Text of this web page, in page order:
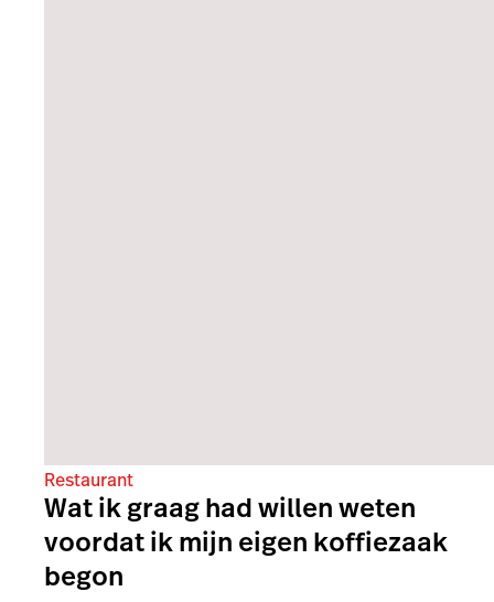
Restaurant
Wat ik graag had willen weten
voordat ik mijn eigen koffiezaak
begon